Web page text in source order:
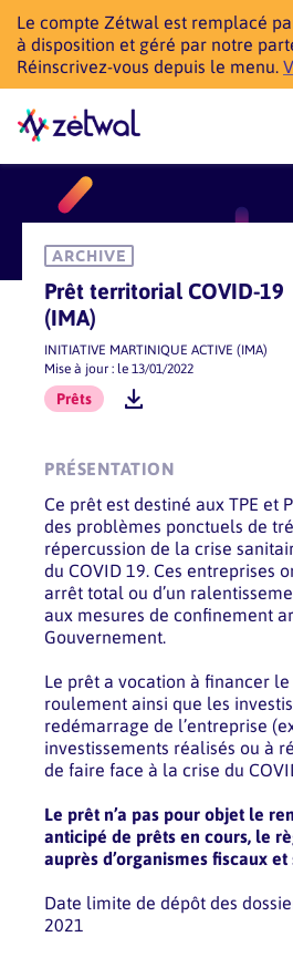
Le compte Zétwal est remplacé
à disposition et géré par notre
Réinscrivez-vous depuis le menu.
Prêt territorial COVID-19
(IMA)
INITIATIVE MARTINIQUE ACTIVE (IMA)
Mise à jour : le 13/01/2022
ARCHIVE
Prêts
PRÉSENTATION
Ce prêt est destiné aux TPE et
des problèmes ponctuels de
répercussion de la crise
du COVID 19. Ces entreprises
arrêt total ou d’un
aux mesures de confinement
Gouvernement.
Le prêt a vocation à financer
roulement ainsi que les
redémarrage de l’entreprise
investissements réalisés ou à
de faire face à la crise du
Le prêt n’a pas pour objet le
anticipé de prêts en cours, le
auprès d’organismes fiscaux et
Date limite de dépôt des
2021